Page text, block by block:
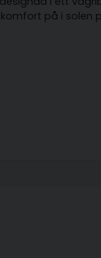
på i solen